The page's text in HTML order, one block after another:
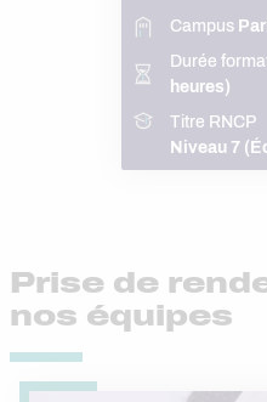
Campus
Durée
heures)
Titre RNCP
Niveau 7
Prise de
nos équipes